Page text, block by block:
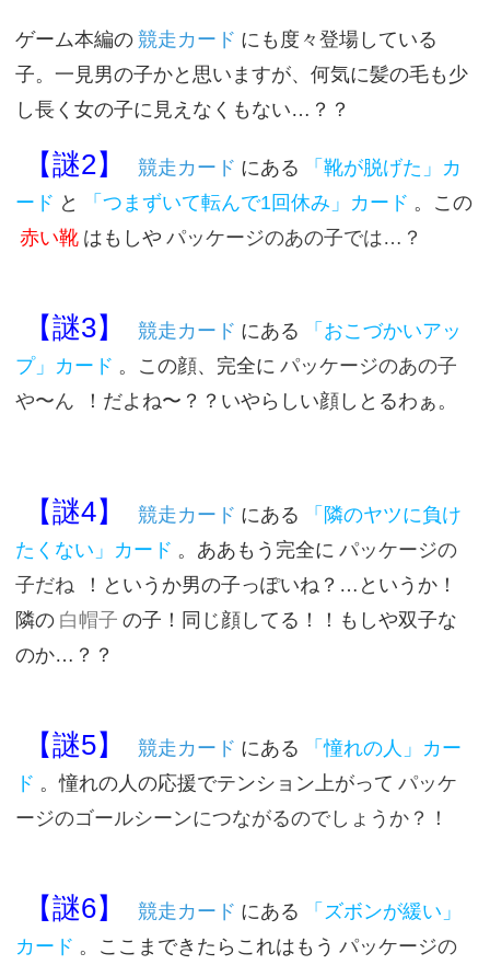
ゲーム本編の 競走カード にも度々登場している
子。一見男の子かと思いますが、何気に髪の毛も少
し長く女の子に見えなくもない…？？
【謎2】 競走カード にある
「靴が脱げた」カ
ード と 「つまずいて転んで1回休み」カード 。この
赤い靴 はもしや パッケージのあの子では…？
【謎3】 競走カード にある
「おこづかいアッ
プ」カード 。この顔、完全に パッケージのあの子
や〜ん
！だよね〜？？いやらしい顔しとるわぁ。
【謎4】 競走カード にある
「隣のヤツに負け
たくない」カード 。ああもう完全に パッケージの
子だね
！というか男の子っぽいね？…というか！
隣の 白帽子 の子！同じ顔してる！！もしや双子な
のか…？？
【謎5】 競走カード にある
「憧れの人」カー
ド 。憧れの人の応援でテンション上がって パッケ
ージのゴールシーンにつながるのでしょうか？！
【謎6】 競走カード にある
「ズボンが緩い」
カード 。ここまできたらこれはもう パッケージの